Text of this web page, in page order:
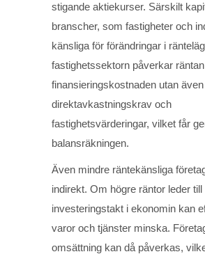
stigande aktiekurser. Särskilt
branscher, som fastigheter och
känsliga för förändringar i
fastighetssektorn påverkar
finansieringskostnaden utan även
direktavkastningskrav och
fastighetsvärderingar, vilket får
balansräkningen.
Även mindre räntekänsliga
indirekt. Om högre räntor leder till
investeringstakt i ekonomin kan
varor och tjänster minska.
omsättning kan då påverkas,